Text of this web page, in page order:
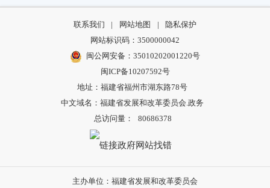
近平总书记对福建工作的重要讲话重要指示精神，
贯彻落实省委、省政府工作要求，牵头起草《关于
促进石化化工高质量发展 加快打造万亿支柱产业的
实施意见》。
2022-10-17 02:15
请您介绍一下《关于促进石化化工高质量发展
加快打造万亿支柱产业的实施意见》的目标？
联系我们 | 网站地图 |
隐私保护
网站标识码：3500000042
闽公网安备：35010202001220号
闽ICP备10207592号
地址：福建省福州市湖东路78号
中文域名：福建省发展和改革委员会.政务
总访问量：
80686378
主办单位：福建省发展和改革委员会